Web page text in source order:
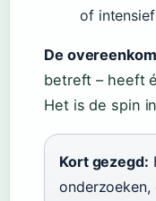
of
De
betreft – heeft
Het is de spin
Kort gezegd:
onderzoeken,